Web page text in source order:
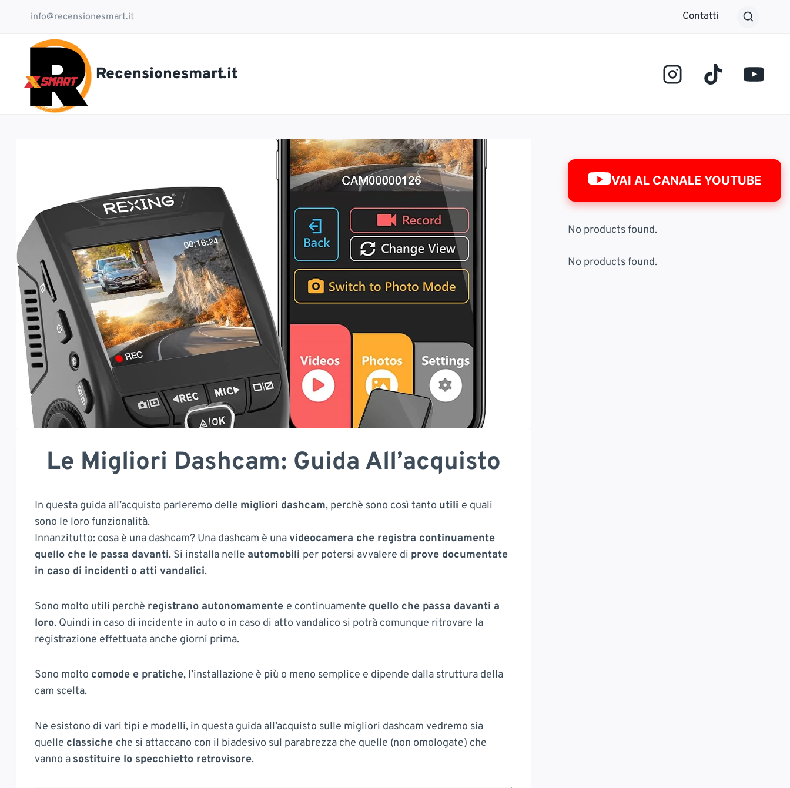
contenuto
info@recensionesmart.it Contatti
Recensionesmart.it
Le Migliori Dashcam: Guida All’acquisto
In questa guida all’acquisto parleremo delle migliori dashcam, perchè sono così tanto utili e quali
sono le loro funzionalità.
Innanzitutto: cosa è una dashcam? Una dashcam è unavideocamera che registra continuamente
quello che le passa davanti. Si installa nelle automobili per potersi avvalere di prove documentate
in caso di incidenti o atti vandalici.
Sono molto utili perchè registrano autonomamente e continuamente quello che passa davanti a
loro. Quindi in caso di incidente in auto o in caso di atto vandalico si potrà comunque ritrovare la
registrazione effettuata anche giorni prima.
Sono molto comode e pratiche, l’installazione è più o meno semplice e dipende dalla struttura della
cam scelta.
Ne esistono di vari tipi e modelli, in questa guida all’acquisto sulle migliori dashcam vedremo sia
quelle classiche che si attaccano con il biadesivo sul parabrezza che quelle (non omologate) che
vanno a sostituire lo specchietto retrovisore.
VAI AL CANALE YOUTUBE
No products found.
No products found.